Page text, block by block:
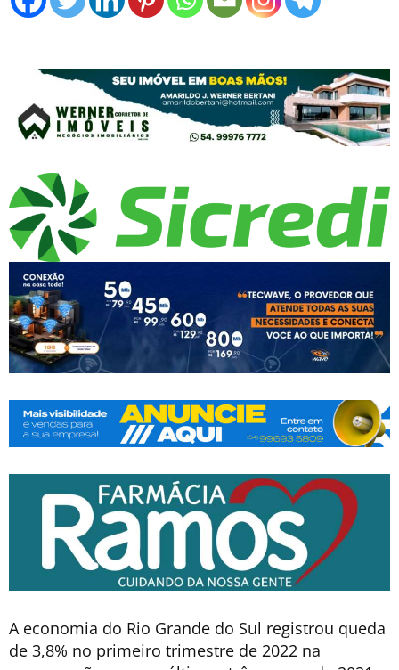
A economia do Rio Grande do Sul registrou queda
de 3,8% no primeiro trimestre de 2022 na